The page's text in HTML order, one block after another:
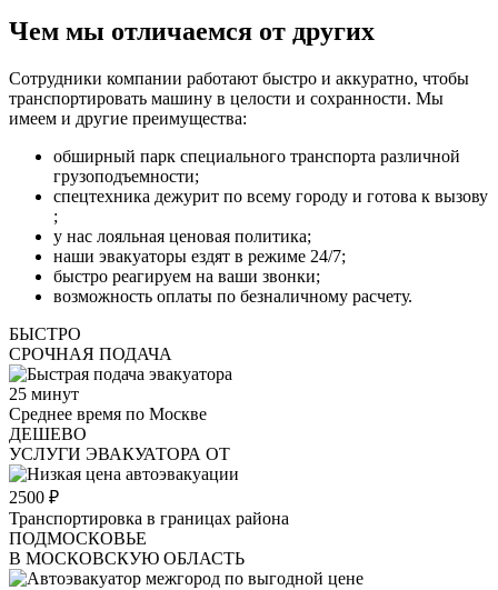
Чем мы отличаемся от других
Сотрудники компании работают быстро и аккуратно, чтобы
транспортировать машину в целости и сохранности. Мы
имеем и другие преимущества:
обширный парк специального транспорта различной
грузоподъемности;
спецтехника дежурит по всему городу и готова к вызову
;
у нас лояльная ценовая политика;
наши эвакуаторы ездят в режиме 24/7;
быстро реагируем на ваши звонки;
возможность оплаты по безналичному расчету.
БЫСТРО
СРОЧНАЯ ПОДАЧА
25 минут
Среднее время по Москве
ДЕШЕВО
УСЛУГИ ЭВАКУАТОРА ОТ
2500 ₽
Транспортировка в границах района
ПОДМОСКОВЬЕ
В МОСКОВСКУЮ ОБЛАСТЬ